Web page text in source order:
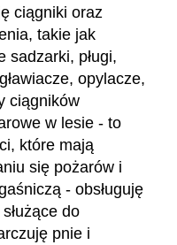
ciągniki oraz
takie jak
sadzarki, pługi,
opylacze,
ciągników
w lesie - to
które mają
się pożarów i
- obsługuję
do
pnie i